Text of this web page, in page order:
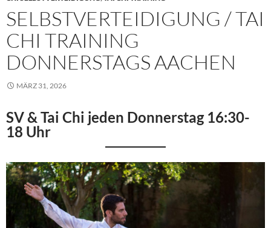
SELBSTVERTEIDIGUNG / TAI
CHI TRAINING
DONNERSTAGS AACHEN
MÄRZ 31, 2026
SV & Tai Chi jeden Donnerstag 16:30-
18 Uhr